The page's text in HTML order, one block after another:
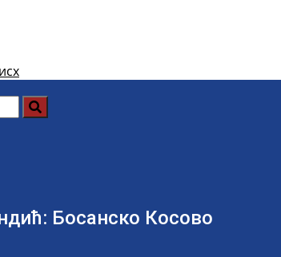
Босанско Косово